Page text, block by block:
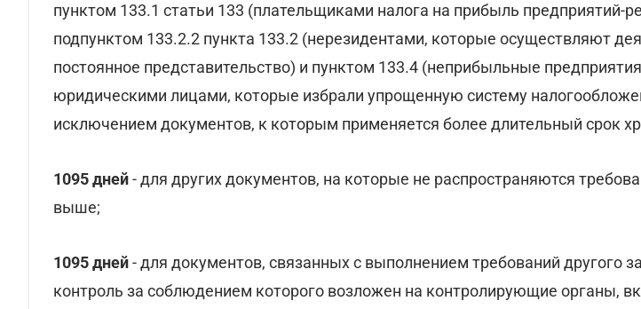
пунктом 133.1 статьи 133 (плательщиками налога на прибыль предприятий-
подпунктом 133.2.2 пункта 133.2 (нерезидентами, которые осуществляют
постоянное представительство) и пунктом 133.4 (неприбыльные
юридическими лицами, которые избрали упрощенную систему
исключением документов, к которым применяется более длительный срок
1095 дней- для других документов, на которые не распространяются
выше;
1095 дней- для документов, связанных с выполнением требований другого
контроль за соблюдением которого возложен на контролирующие органы,